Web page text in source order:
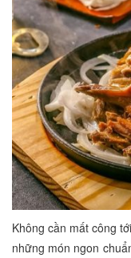
Không cần mất công
những món ngon